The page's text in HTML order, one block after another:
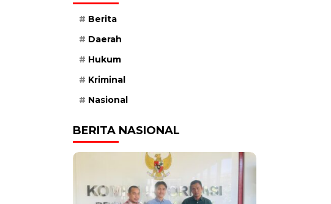
Berita
Daerah
Hukum
Kriminal
Nasional
BERITA NASIONAL